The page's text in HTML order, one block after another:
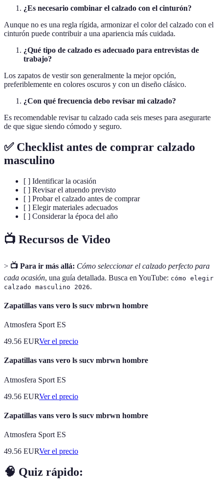
¿Es necesario combinar el calzado con el cinturón?
Aunque no es una regla rígida, armonizar el color del calzado con el
cinturón puede contribuir a una apariencia más cuidada.
¿Qué tipo de calzado es adecuado para entrevistas de
trabajo?
Los zapatos de vestir son generalmente la mejor opción,
preferiblemente en colores oscuros y con un diseño clásico.
¿Con qué frecuencia debo revisar mi calzado?
Es recomendable revisar tu calzado cada seis meses para asegurarte
de que sigue siendo cómodo y seguro.
✅ Checklist antes de comprar calzado
masculino
[ ] Identificar la ocasión
[ ] Revisar el atuendo previsto
[ ] Probar el calzado antes de comprar
[ ] Elegir materiales adecuados
[ ] Considerar la época del año
📺 Recursos de Video
> 📺 Para ir más allá: Cómo seleccionar el calzado perfecto para
cada ocasión, una guía detallada. Busca en YouTube: cómo elegir
calzado masculino 2026.
Zapatillas vans vero ls sucv mbrwn hombre
Atmosfera Sport ES
49.56 EURVer el precio
Zapatillas vans vero ls sucv mbrwn hombre
Atmosfera Sport ES
49.56 EURVer el precio
Zapatillas vans vero ls sucv mbrwn hombre
Atmosfera Sport ES
49.56 EURVer el precio
🧠 Quiz rápido: